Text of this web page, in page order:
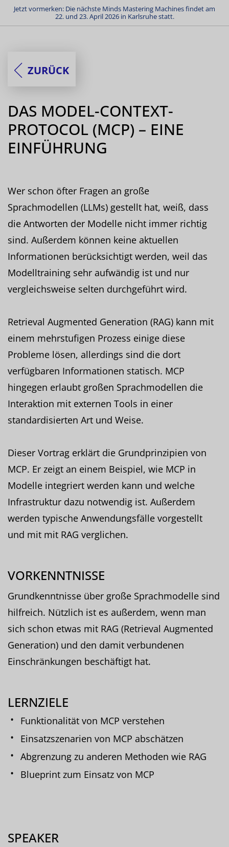
Jetzt vormerken: Die nächste Minds Mastering Machines findet am
22. und 23. April 2026 in Karlsruhe statt.
ZURÜCK
DAS MODEL-CONTEXT-
PROTOCOL (MCP) – EINE
EINFÜHRUNG
Wer schon öfter Fragen an große
Sprachmodellen (LLMs) gestellt hat, weiß, dass
die Antworten der Modelle nicht immer richtig
sind. Außerdem können keine aktuellen
Informationen berücksichtigt werden, weil das
Modelltraining sehr aufwändig ist und nur
vergleichsweise selten durchgeführt wird.
Retrieval Augmented Generation (RAG) kann mit
einem mehrstufigen Prozess einige diese
Probleme lösen, allerdings sind die dort
verfügbaren Informationen statisch. MCP
hingegen erlaubt großen Sprachmodellen die
Interaktion mit externen Tools in einer
standardisierten Art und Weise.
Dieser Vortrag erklärt die Grundprinzipien von
MCP. Er zeigt an einem Beispiel, wie MCP in
Modelle integriert werden kann und welche
Infrastruktur dazu notwendig ist. Außerdem
werden typische Anwendungsfälle vorgestellt
und mit mit RAG verglichen.
VORKENNTNISSE
Grundkenntnisse über große Sprachmodelle sind
hilfreich. Nützlich ist es außerdem, wenn man
sich schon etwas mit RAG (Retrieval Augmented
Generation) und den damit verbundenen
Einschränkungen beschäftigt hat.
LERNZIELE
Funktionalität von MCP verstehen
Einsatzszenarien von MCP abschätzen
Abgrenzung zu anderen Methoden wie RAG
Blueprint zum Einsatz von MCP
SPEAKER